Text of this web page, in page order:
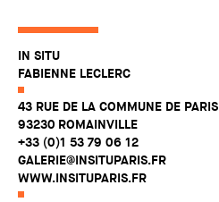
IN SITU
FABIENNE LECLERC
43 RUE DE LA COMMUNE DE PARIS
93230 ROMAINVILLE
+33 (0)1 53 79 06 12
GALERIE@INSITUPARIS.FR
WWW.INSITUPARIS.FR